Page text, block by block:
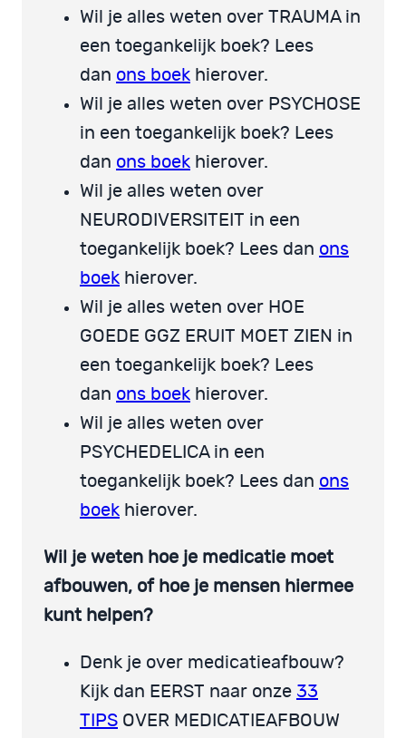
Wil je alles weten over TRAUMA in
een toegankelijk boek? Lees
dan ons boek hierover.
Wil je alles weten over PSYCHOSE
in een toegankelijk boek? Lees
dan ons boek hierover.
Wil je alles weten over
NEURODIVERSITEIT in een
toegankelijk boek? Lees dan ons
boek hierover.
Wil je alles weten over HOE
GOEDE GGZ ERUIT MOET ZIEN in
een toegankelijk boek? Lees
dan ons boek hierover.
Wil je alles weten over
PSYCHEDELICA in een
toegankelijk boek? Lees dan ons
boek hierover.
Wil je weten hoe je medicatie moet
afbouwen, of hoe je mensen hiermee
kunt helpen?
Denk je over medicatieafbouw?
Kijk dan EERST naar onze 33
TIPS OVER MEDICATIEAFBOUW